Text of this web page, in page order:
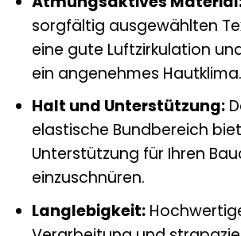
sorgfältig ausgewählten
eine gute Luftzirkulation
ein angenehmes Hautklima.
Halt und Unterstützung:
elastische Bundbereich
Unterstützung für Ihren
einzuschnüren.
Langlebigkeit: